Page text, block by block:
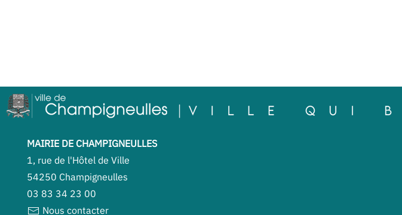
MAIRIE DE CHAMPIGNEULLES
1, rue de l'Hôtel de Ville
54250 Champigneulles
03 83 34 23 00
Nous contacter